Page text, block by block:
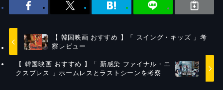
【 韓国映画 おすすめ 】「 スイング・キッズ 」考
察レビュー
【 韓国映画 おすすめ 】「 新感染 ファイナル・エ
クスプレス 」ホームレスとラストシーンを考察